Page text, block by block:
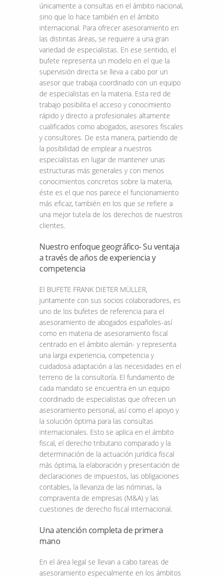
únicamente a consultas en el ámbito nacional,
sino que lo hace también en el ámbito
internacional. Para ofrecer asesoramiento en
las distintas áreas, se requiere a una gran
variedad de especialistas. En ese sentido, el
bufete representa un modelo en el que la
supervisión directa se lleva a cabo por un
asesor que trabaja coordinado con un equipo
de especialistas en la materia. Esta red de
trabajo posibilita el acceso y conocimiento
rápido y directo a profesionales altamente
cualificados como abogados, asesores fiscales
y consultores. De esta manera, partiendo de
la posibilidad de emplear a nuestros
especialistas en lugar de mantener unas
estructuras más generales y con menos
conocimientos concretos sobre la materia,
éste es el que nos parece el funcionamiento
más eficaz, también en los que se refiere a
una mejor tutela de los derechos de nuestros
clientes.
Nuestro enfoque geográfico- Su ventaja
a través de años de experiencia y
competencia
El BUFETE FRANK DIETER MÜLLER,
juntamente con sus socios colaboradores, es
uno de los bufetes de referencia para el
asesoramiento de abogados españoles-así
como en materia de asesoramiento fiscal
centrado en el ámbito alemán- y representa
una larga experiencia, competencia y
cuidadosa adaptación a las necesidades en el
terreno de la consultoría. El fundamento de
cada mandato se encuentra en un equipo
coordinado de especialistas que ofrecen un
asesoramiento personal, así como el apoyo y
la solución óptima para las consultas
internacionales. Esto se aplica en el ámbito
fiscal, el derecho tributario comparado y la
determinación de la actuación jurídica fiscal
más óptima, la elaboración y presentación de
declaraciones de impuestos, las obligaciones
contables, la llevanza de las nóminas, la
compraventa de empresas (M&A) y las
cuestiones de derecho fiscal internacional.
Una atención completa de primera
mano
En el área legal se llevan a cabo tareas de
asesoramiento especialmente en los ámbitos